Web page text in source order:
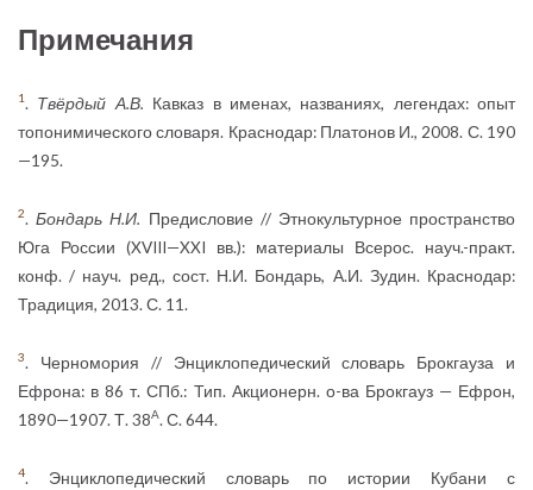
Примечания
1. Твёрдый А.В. Кавказ в именах, названиях, легендах: опыт
топонимического словаря. Краснодар: Платонов И., 2008. С. 190
—195.
2.Бондарь Н.И. Предисловие // Этнокультурное пространство
Юга России (XVIII—XXI вв.): материалы Всерос. науч.-практ.
конф. / науч. ред., сост. Н.И. Бондарь, А.И. Зудин. Краснодар:
Традиция, 2013. С. 11.
3. Черномория // Энциклопедический словарь Брокгауза и
Ефрона: в 86 т. СПб.: Тип. Акционерн. о-ва Брокгауз — Ефрон,
1890—1907. Т. 38А. С. 644.
4. Энциклопедический словарь по истории Кубани с